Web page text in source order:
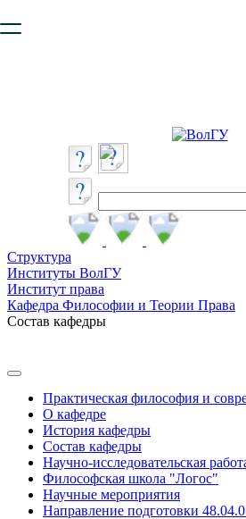
безопасную работу с сайтом.
Структура
Институты ВолГУ
Институт права
Кафедра Философии и Теории Права
Состав кафедры
Практическая философия и
О кафедре
История кафедры
Состав кафедры
Научно-исследовательская
Философская школа "Логос"
Научные мероприятия
Направление подготовки